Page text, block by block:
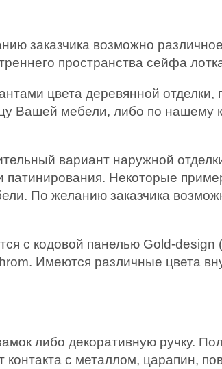
заказчика возможно
пространства сейфа
цвета деревянной отделки,
Вашей мебели, либо по нашему
вариант наружной
патинирования. Некоторые
По желанию заказчика
с кодовой панелью Gold-design
Имеются различные цвета
либо декоративную ручку.
с металлом, царапин,